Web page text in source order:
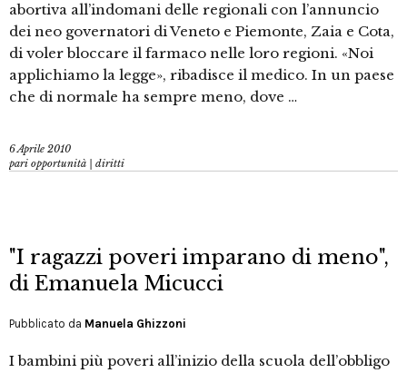
abortiva all’indomani delle regionali con l’annuncio
dei neo governatori di Veneto e Piemonte, Zaia e Cota,
di voler bloccare il farmaco nelle loro regioni. «Noi
applichiamo la legge», ribadisce il medico. In un paese
che di normale ha sempre meno, dove …
6 Aprile 2010
pari opportunità | diritti
"I ragazzi poveri imparano di meno",
di Emanuela Micucci
Pubblicato da Manuela Ghizzoni
I bambini più poveri all’inizio della scuola dell’obbligo